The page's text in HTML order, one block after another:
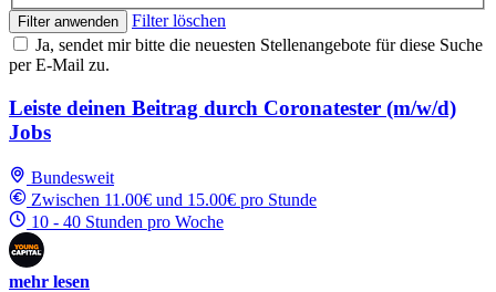
Filter anwenden
Filter löschen
Ja, sendet mir bitte die neuesten Stellenangebote für diese Suche
per E-Mail zu.
Leiste deinen Beitrag durch Coronatester (m/w/d)
Jobs
Bundesweit
Zwischen 11.00€ und 15.00€ pro Stunde
10 - 40 Stunden pro Woche
mehr lesen